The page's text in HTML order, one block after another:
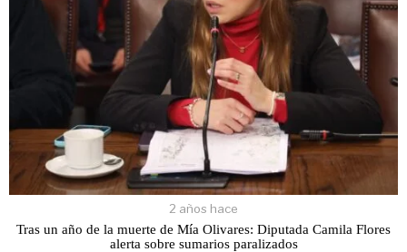
2 años hace
Tras un año de la muerte de Mía Olivares: Diputada Camila Flores
alerta sobre sumarios paralizados